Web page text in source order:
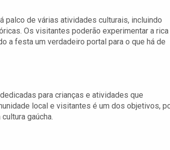
palco de várias atividades culturais, incluindo
Os visitantes poderão experimentar a rica
a festa um verdadeiro portal para o que há de
para crianças e atividades que
local e visitantes é um dos objetivos,
gaúcha.